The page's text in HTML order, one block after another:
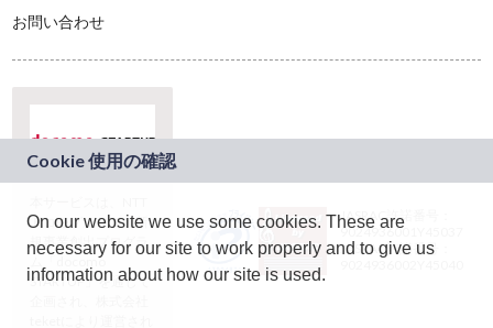
お問い合わせ
ドコモグループの新
規事業創出プログラ
ム「docomo
STARTUP」を通じて
JASRAC許諾番号：
9024936001Y45037
JASRAC許諾番号：
On our website we use some cookies. These are
necessary for our site to work properly and to give us
information about how our site is used.